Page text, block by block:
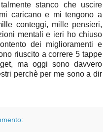
stanco che uscire
caricano e mi tengono a
conteggi, mille pensieri,
mentali e ieri ho chiuso
dei miglioramenti e
riuscito a correre 5 tappe
ma oggi sono davvero
perchè per me sono a dir